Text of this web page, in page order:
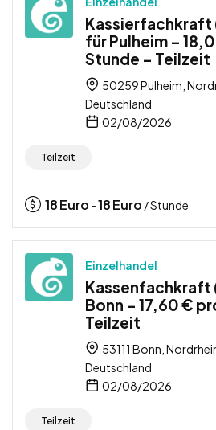
für Pulheim –
Stunde – Teilzeit
50259 Pulheim,
Deutschland
02/08/2026
Teilzeit
18Euro -18Euro / Stunde
Einzelhandel
Bonn – 17,60 €
Teilzeit
53111 Bonn,
Deutschland
02/08/2026
Teilzeit